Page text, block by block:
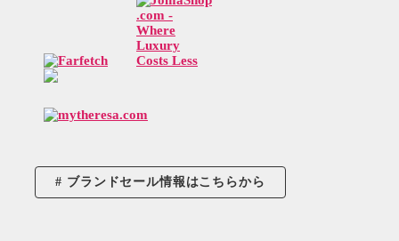
ブランドセール情報はこちらから